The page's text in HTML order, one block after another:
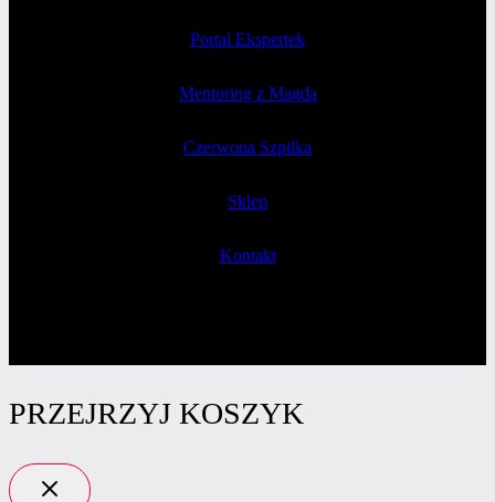
Portal Ekspertek
Mentoring z Magdą
Czerwona Szpilka
Sklep
Kontakt
PRZEJRZYJ KOSZYK